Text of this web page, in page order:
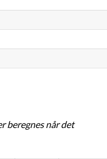
beregnes når det